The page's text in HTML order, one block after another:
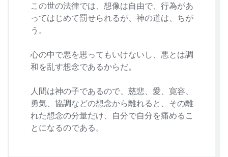
この世の法律では、想像は自由で、行為があ
ってはじめて罰せられるが、神の道は、ちが
う。
心の中で悪を思ってもいけないし、悪とは調
和を乱す想念であるからだ。
人間は神の子であるので、慈悲、愛、寛容、
勇気、協調などの想念から離れると、その離
れた想念の分量だけ、自分で自分を痛めるこ
とになるのである。